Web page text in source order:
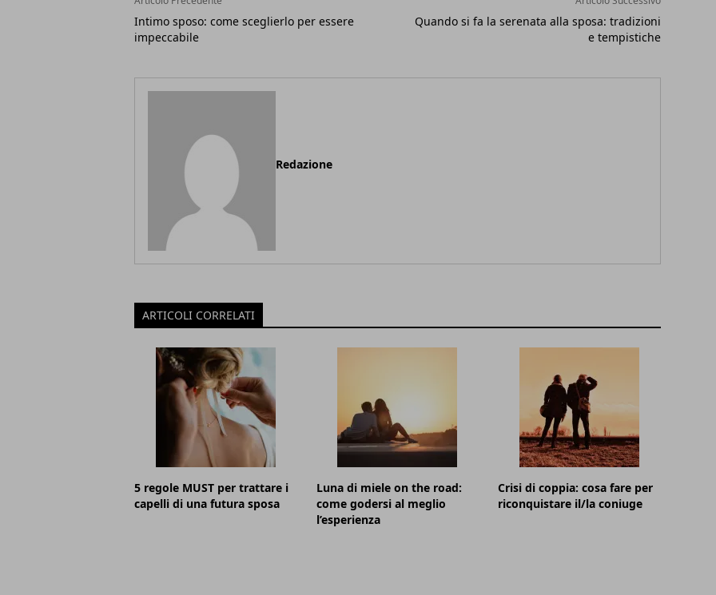
Intimo sposo: come sceglierlo per essere
impeccabile
Quando si fa la serenata alla sposa: tradizioni
e tempistiche
Redazione
ARTICOLI CORRELATI
5 regole MUST per trattare i
capelli di una futura sposa
Luna di miele on the road:
come godersi al meglio
l’esperienza
Crisi di coppia: cosa fare per
riconquistare il/la coniuge